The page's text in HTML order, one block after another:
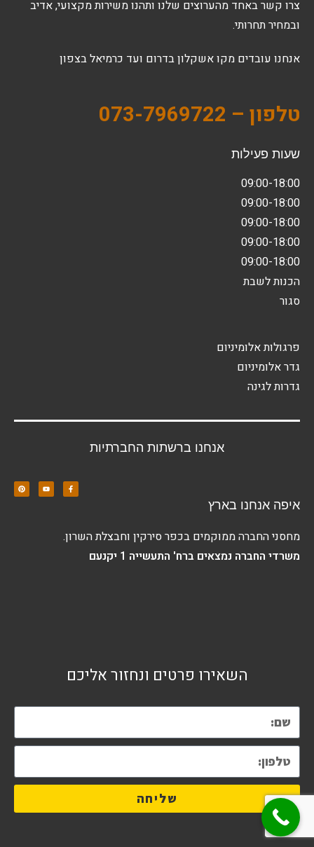
צרו קשר באחד מהערוצים שלנו ותהנו משירות מקצועי, אדיב
ובמחיר תחרותי.
אנחנו עובדים מקו אשקלון בדרום ועד כרמיאל בצפון
טלפון – 073-7969722
שעות פעילות
09:00-18:00
09:00-18:00
09:00-18:00
09:00-18:00
09:00-18:00
הכנות לשבת
סגור
פרגולות אלומיניום
גדר אלומיניום
גדרות לגינה
אנחנו ברשתות החברתיות
איפה אנחנו בארץ
מחסני החברה ממוקמים בכפר סירקין וחבצלת השרון.
משרדי החברה נמצאים ברח' התעשייה 1 יקנעם
השאירו פרטים ונחזור אליכם
שליחה